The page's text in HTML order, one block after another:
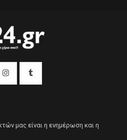
μας είναι η ενημέρωση και η